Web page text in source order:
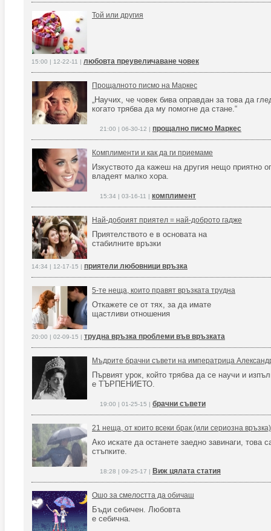
Той или другия
15:00 | 12-22-11 | любовта преувеличаване човек
Прощалното писмо на Маркес
„Научих, че човек бива оправдан за това да
когато трябва да му помогне да стане.“
21:00 | 06-30-12 | прощално писмо Маркес
Комплименти и как да ги приемаме
Изкуството да кажеш на другия нещо приятно
владеят малко хора.
15:34 | 03-16-11 | комплимент
Най-добрият приятел = най-доброто гадже
Приятелството е в основата на
стабилните връзки
14:34 | 12-17-15 | приятели любовници връзка
5-те неща, които правят връзката трудна
Откажете се от тях, за да имате
щастливи отношения
20:00 | 02-09-15 | трудна връзка проблеми във връзката
Мъдрите брачни съвети на императрица
Първият урок, който трябва да се научи и
е ТЪРПЕНИЕТО.
19:00 | 01-25-15 | брачни съвети
21 неща, от които всеки брак (или сериозна
Ако искате да останете заедно завинаги, това
стъпките.
18:28 | 09-25-17 | Виж цялата статия
Ошо за смелостта да обичаш
Бъди себичен. Любовта
е себична.